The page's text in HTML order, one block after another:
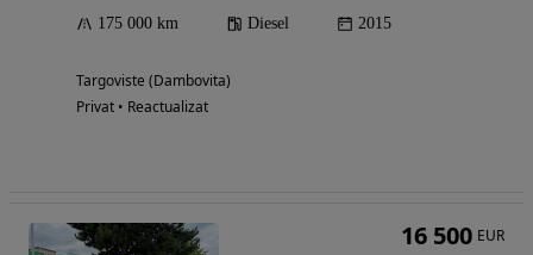
175 000 km Diesel 2015
Targoviste (Dambovita)
Privat • Reactualizat
16 500 EUR